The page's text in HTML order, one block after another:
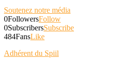
Soutenez notre média
0FollowersFollow
0SubscribersSubscribe
484FansLike
Adhérent du Spiil